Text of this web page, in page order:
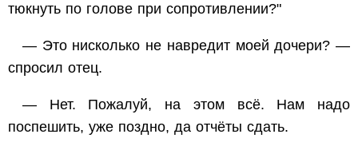
тюкнуть по голове при сопротивлении?"
— Это нисколько не навредит моей дочери? —
спросил отец.
— Нет. Пожалуй, на этом всё. Нам надо
поспешить, уже поздно, да отчёты сдать.